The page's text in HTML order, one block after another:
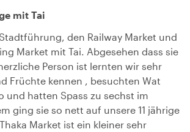
mit Tai
den Railway Market und
Market mit Tai. Abgesehen dass sie
Person ist lernten wir sehr
Früchte kennen , besuchten Wat
und hatten Spass zu sechst im
ging sie so nett auf unsere 11 jährige
Market ist ein kleiner sehr